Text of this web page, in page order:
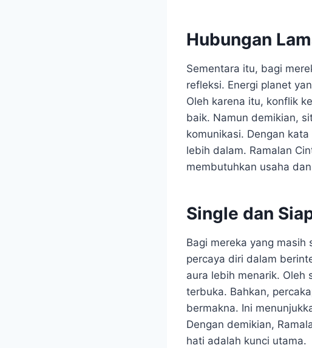
Hubungan
Sementara itu, bagi
refleksi. Energi planet
Oleh karena itu, konflik
baik. Namun demikian,
komunikasi. Dengan
lebih dalam. Ramalan
membutuhkan usaha
Single dan
Bagi mereka yang
percaya diri dalam
aura lebih menarik. Oleh
terbuka. Bahkan,
bermakna. Ini
Dengan demikian,
hati adalah kunci utama.